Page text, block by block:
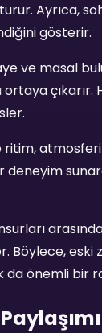
Ayrıca,
gösterir.
ve masal
çıkarır.
ritim,
deneyim
Böylece, eski
da önemli bir